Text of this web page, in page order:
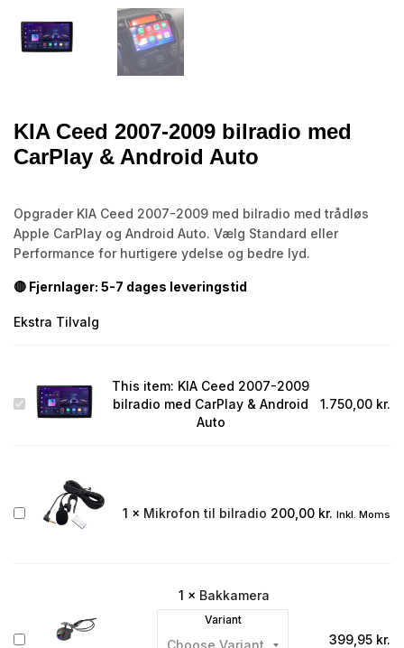
KIA Ceed 2007-2009 bilradio med
CarPlay & Android Auto
Opgrader KIA Ceed 2007-2009 med bilradio med trådløs
Apple CarPlay og Android Auto. Vælg Standard eller
Performance for hurtigere ydelse og bedre lyd.
🔴 Fjernlager: 5-7 dages leveringstid
Ekstra Tilvalg
KIA
Ceed
CarPlay
Auto
This item: KIA Ceed 2007-2009
bilradio med CarPlay & Android
Auto
1.750,00 kr.
Mikrofon
1 × Mikrofon til bilradio 200,00 kr. Inkl. Moms
Bakkamera
1 × Bakkamera
Variant
399,95 kr.